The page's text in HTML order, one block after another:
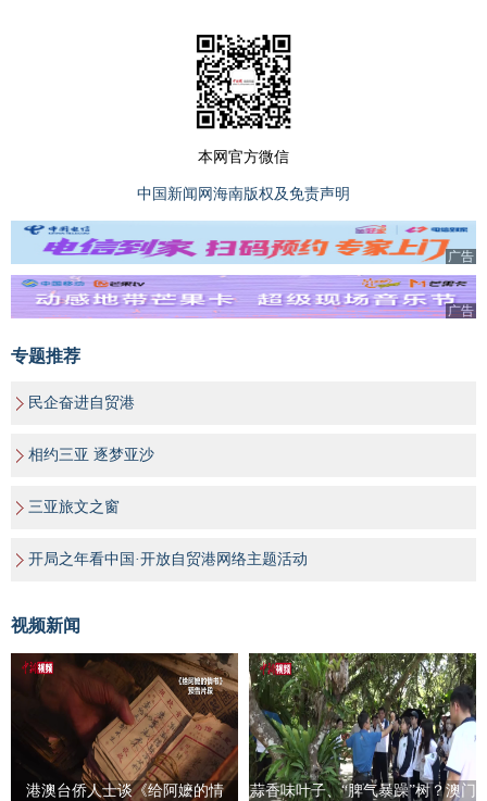
本网官方微信
中国新闻网海南版权及免责声明
广告
广告
专题推荐
民企奋进自贸港
相约三亚 逐梦亚沙
三亚旅文之窗
开局之年看中国·开放自贸港网络主题活动
视频新闻
港澳台侨人士谈《给阿嬷的情
蒜香味叶子、“脾气暴躁”树？澳门